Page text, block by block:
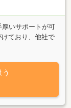
いサポートが可
ており、他社で
は是非当社にご